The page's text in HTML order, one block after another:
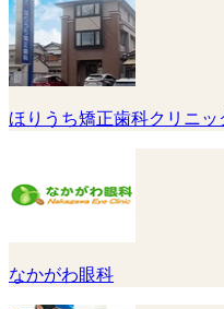
ほりうち矯正歯科クリニッ
なかがわ眼科